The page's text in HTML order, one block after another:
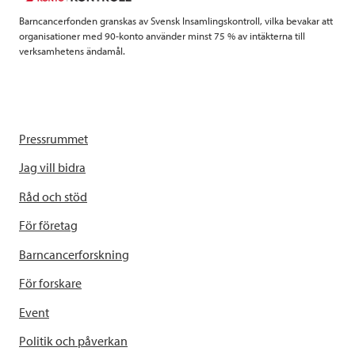
Barncancerfonden granskas av Svensk Insamlingskontroll, vilka bevakar att
organisationer med 90-konto använder minst 75 % av intäkterna till
verksamhetens ändamål.
Pressrummet
Jag vill bidra
Råd och stöd
För företag
Barncancerforskning
För forskare
Event
Politik och påverkan